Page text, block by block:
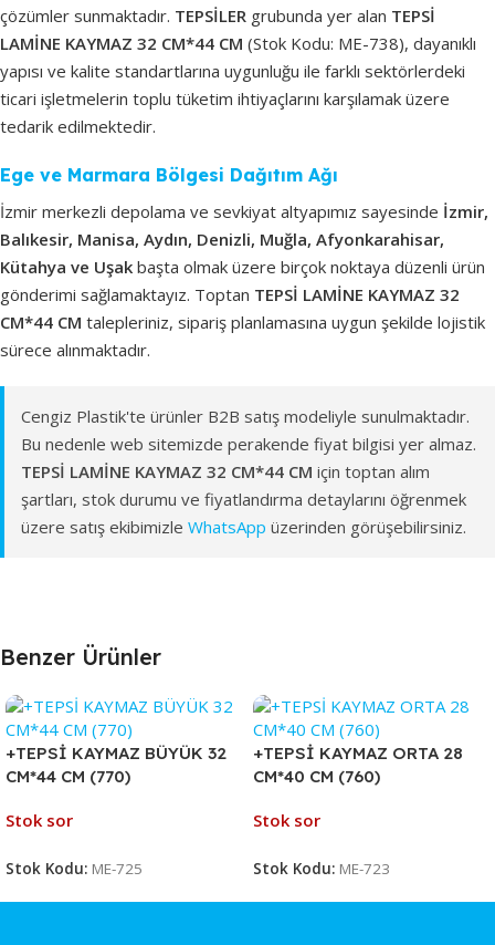
çözümler sunmaktadır. TEPSİLER grubunda yer alan TEPSİ
LAMİNE KAYMAZ 32 CM*44 CM (Stok Kodu: ME-738), dayanıklı
yapısı ve kalite standartlarına uygunluğu ile farklı sektörlerdeki
ticari işletmelerin toplu tüketim ihtiyaçlarını karşılamak üzere
tedarik edilmektedir.
Ege ve Marmara Bölgesi Dağıtım Ağı
İzmir merkezli depolama ve sevkiyat altyapımız sayesinde İzmir,
Balıkesir, Manisa, Aydın, Denizli, Muğla, Afyonkarahisar,
Kütahya ve Uşak başta olmak üzere birçok noktaya düzenli ürün
gönderimi sağlamaktayız. Toptan TEPSİ LAMİNE KAYMAZ 32
CM*44 CM talepleriniz, sipariş planlamasına uygun şekilde lojistik
sürece alınmaktadır.
Cengiz Plastik'te ürünler B2B satış modeliyle sunulmaktadır.
Bu nedenle web sitemizde perakende fiyat bilgisi yer almaz.
TEPSİ LAMİNE KAYMAZ 32 CM*44 CM için toptan alım
şartları, stok durumu ve fiyatlandırma detaylarını öğrenmek
üzere satış ekibimizle WhatsApp üzerinden görüşebilirsiniz.
Benzer Ürünler
+TEPSİ KAYMAZ BÜYÜK 32
CM*44 CM (770)
Stok sor
Stok Kodu: ME-725
+TEPSİ KAYMAZ ORTA 28
CM*40 CM (760)
Stok sor
Stok Kodu: ME-723